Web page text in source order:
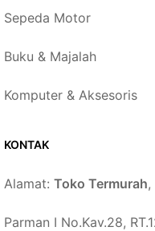
Sepeda Motor
Buku & Majalah
Komputer & Aksesoris
KONTAK
Alamat: Toko Termurah,
Parman I No.Kav.28,